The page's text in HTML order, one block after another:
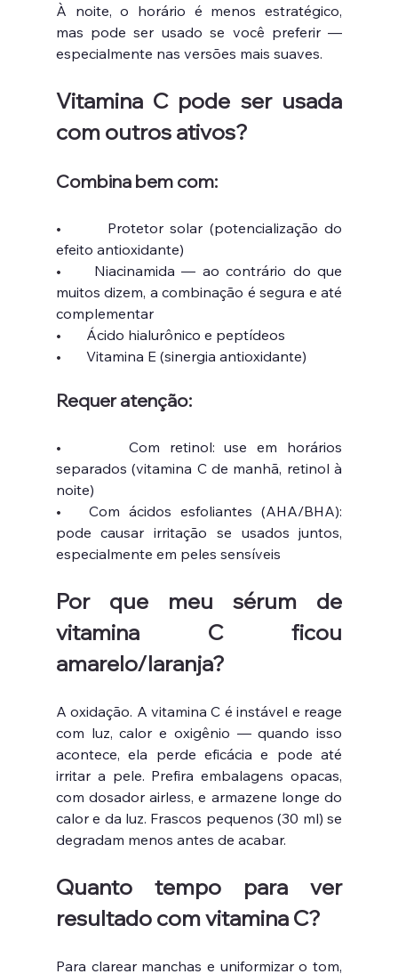
À noite, o horário é menos estratégico,
mas pode ser usado se você preferir —
especialmente nas versões mais suaves.
Vitamina C pode ser usada
com outros ativos?
Combina bem com:
• Protetor solar (potencialização do
efeito antioxidante)
• Niacinamida — ao contrário do que
muitos dizem, a combinação é segura e até
complementar
• Ácido hialurônico e peptídeos
• Vitamina E (sinergia antioxidante)
Requer atenção:
• Com retinol: use em horários
separados (vitamina C de manhã, retinol à
noite)
• Com ácidos esfoliantes (AHA/BHA):
pode causar irritação se usados juntos,
especialmente em peles sensíveis
Por que meu sérum de
vitamina C ficou
amarelo/laranja?
A oxidação. A vitamina C é instável e reage
com luz, calor e oxigênio — quando isso
acontece, ela perde eficácia e pode até
irritar a pele. Prefira embalagens opacas,
com dosador airless, e armazene longe do
calor e da luz. Frascos pequenos (30 ml) se
degradam menos antes de acabar.
Quanto tempo para ver
resultado com vitamina C?
Para clarear manchas e uniformizar o tom,